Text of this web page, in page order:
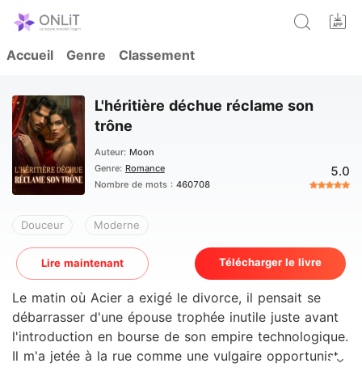
Accueil Genre Classement
L'héritière déchue réclame son
trône
Auteur: Moon
Genre: Romance
Nombre de mots : 460708
5.0
Douceur Moderne
Lire maintenant Télécharger le livre
Le matin où Acier a exigé le divorce, il pensait se
débarrasser d'une épouse trophée inutile juste avant
l'introduction en bourse de son empire technologique.
Il m'a jetée à la rue comme une vulgaire opportuniste,